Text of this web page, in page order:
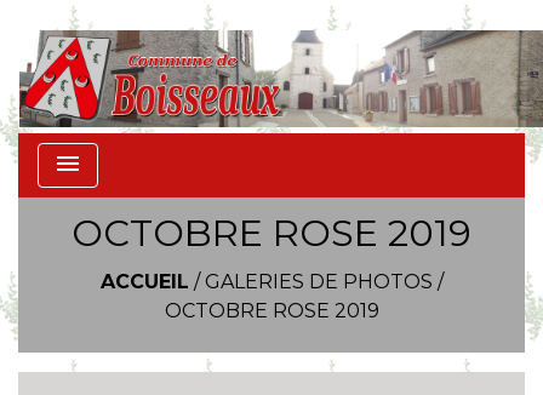
menu
OCTOBRE ROSE 2019
ACCUEIL / GALERIES DE PHOTOS /
OCTOBRE ROSE 2019